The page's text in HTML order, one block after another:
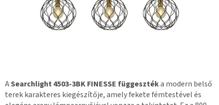
ASearchlight 4503-3BK FINESSE függesztéka modern belső
terek karakteres kiegészítője, amely fekete fémtestével és